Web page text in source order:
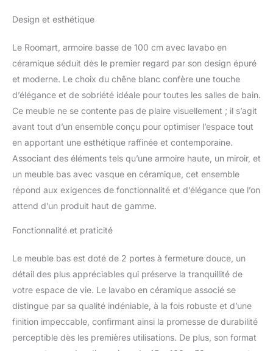
x 35 x 30 cm Armoire à miroir, 2 portes à
compartiments, H x l x H : 60 x 80 x 17 cm
Lavabo en céramique, dimensions : 61 x 46
x 13 cm Notre meuble de salle de bain est
livré avec les instructions de montage et le
matériel de montage. Livré démonté, sans
décoration. Instructions de montage
disponibles en vidéo sur notre chaîne
https://www.youtube.com/watch?
v=MrwnMUnTGCg&list=PL9-
1yivQP07suJzep4j1LZgZtUGSkBNS0&index=
2
Design et esthétique
Le Roomart, armoire basse de 100 cm avec lavabo en
céramique séduit dès le premier regard par son design épuré
et moderne. Le choix du chêne blanc confère une touche
d’élégance et de sobriété idéale pour toutes les salles de bain.
Ce meuble ne se contente pas de plaire visuellement ; il s’agit
avant tout d’un ensemble conçu pour optimiser l’espace tout
en apportant une esthétique raffinée et contemporaine.
Associant des éléments tels qu’une armoire haute, un miroir, et
un meuble bas avec vasque en céramique, cet ensemble
répond aux exigences de fonctionnalité et d’élégance que l’on
attend d’un produit haut de gamme.
Fonctionnalité et praticité
Le meuble bas est doté de 2 portes à fermeture douce, un
détail des plus appréciables qui préserve la tranquillité de
votre espace de vie. Le lavabo en céramique associé se
distingue par sa qualité indéniable, à la fois robuste et d’une
finition impeccable, confirmant ainsi la promesse de durabilité
perceptible dès les premières utilisations. De plus, son format